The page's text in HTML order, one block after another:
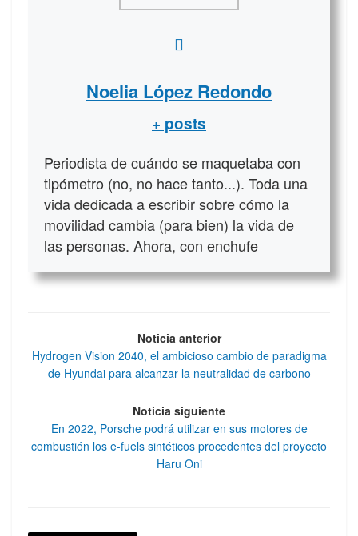
Noelia López Redondo
+ posts
Periodista de cuándo se maquetaba con
tipómetro (no, no hace tanto...). Toda una
vida dedicada a escribir sobre cómo la
movilidad cambia (para bien) la vida de
las personas. Ahora, con enchufe
Noticia anterior
Hydrogen Vision 2040, el ambicioso cambio de paradigma
de Hyundai para alcanzar la neutralidad de carbono
Noticia siguiente
En 2022, Porsche podrá utilizar en sus motores de
combustión los e-fuels sintéticos procedentes del proyecto
Haru Oni